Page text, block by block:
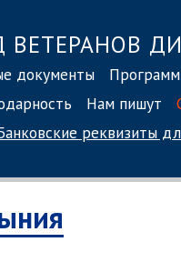
документы
Нам пишут
реквизиты